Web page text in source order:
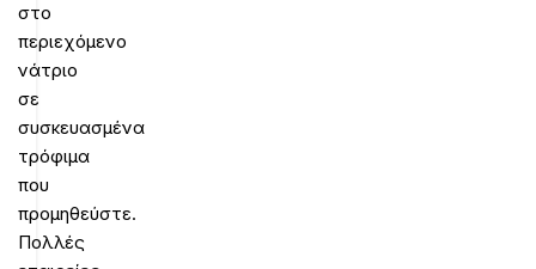
στο
περιεχόμενο
νάτριο
σε
συσκευασμένα
τρόφιμα
που
προμηθεύστε.
Πολλές